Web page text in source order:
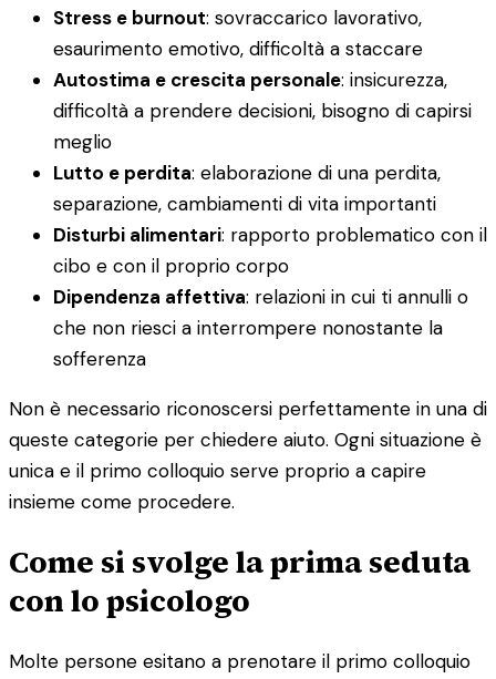
Stress e burnout: sovraccarico lavorativo,
esaurimento emotivo, difficoltà a staccare
Autostima e crescita personale: insicurezza,
difficoltà a prendere decisioni, bisogno di capirsi
meglio
Lutto e perdita: elaborazione di una perdita,
separazione, cambiamenti di vita importanti
Disturbi alimentari: rapporto problematico con il
cibo e con il proprio corpo
Dipendenza affettiva: relazioni in cui ti annulli o
che non riesci a interrompere nonostante la
sofferenza
Non è necessario riconoscersi perfettamente in una di
queste categorie per chiedere aiuto. Ogni situazione è
unica e il primo colloquio serve proprio a capire
insieme come procedere.
Come si svolge la prima seduta
con lo psicologo
Molte persone esitano a prenotare il primo colloquio